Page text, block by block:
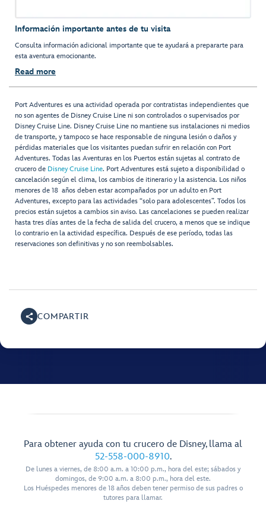
Información importante antes de tu visita
Consulta información adicional importante que te ayudará a prepararte para
esta aventura emocionante.
Read more
Port Adventures es una actividad operada por contratistas independientes que
no son agentes de Disney Cruise Line ni son controlados o supervisados por
Disney Cruise Line. Disney Cruise Line no mantiene sus instalaciones ni medios
de transporte, y tampoco se hace responsable de ninguna lesión o daños y
pérdidas materiales que los visitantes puedan sufrir en relación con Port
Adventures. Todas las Aventuras en los Puertos están sujetas al contrato de
crucero de Disney Cruise Line. Port Adventures está sujeto a disponibilidad o
cancelación según el clima, los cambios de itinerario y la asistencia. Los niños
menores de 18 años deben estar acompañados por un adulto en Port
Adventures, excepto para las actividades “solo para adolescentes”. Todos los
precios están sujetos a cambios sin aviso. Las cancelaciones se pueden realizar
hasta tres días antes de la fecha de salida del crucero, a menos que se indique
lo contrario en la actividad específica. Después de ese período, todas las
reservaciones son definitivas y no son reembolsables.
COMPARTIR
Para obtener ayuda con tu crucero de Disney, llama al
52-558-000-8910.
De lunes a viernes, de 8:00 a.m. a 10:00 p.m., hora del este; sábados y
domingos, de 9:00 a.m. a 8:00 p.m., hora del este.
Los Huéspedes menores de 18 años deben tener permiso de sus padres o
tutores para llamar.